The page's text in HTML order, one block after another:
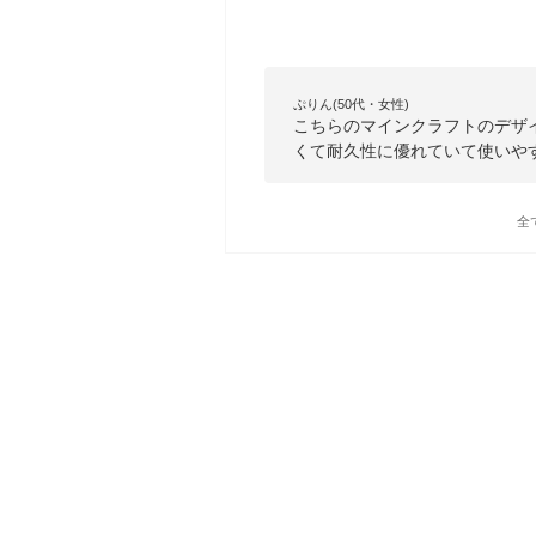
ぷりん(50代・女性)
こちらのマインクラフトのデ
くて耐久性に優れていて使いや
全